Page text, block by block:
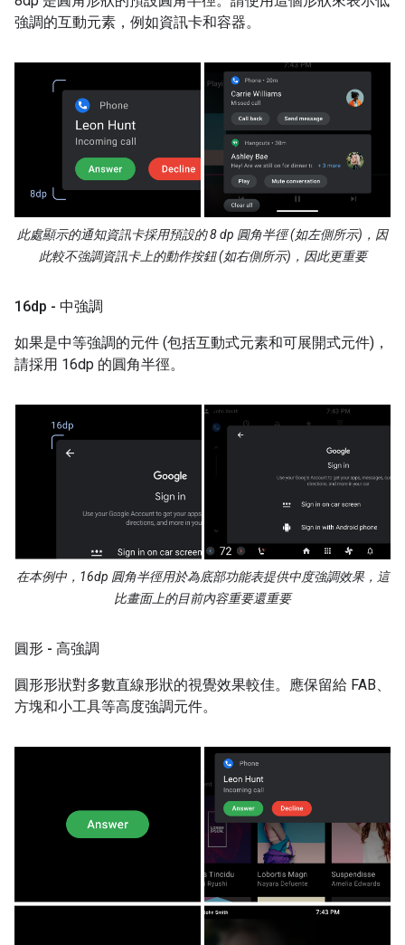
強調的互動元素，例如資訊卡和容器。
此處顯示的通知資訊卡採用預設的 8 dp 圓角半徑 (如左側所示)，因
此較不強調資訊卡上的動作按鈕 (如右側所示)，因此更重要
16dp - 中強調
如果是中等強調的元件 (包括互動式元素和可展開式元件)，
請採用 16dp 的圓角半徑。
在本例中，16dp 圓角半徑用於為底部功能表提供中度強調效果，這
比畫面上的目前內容重要還重要
圓形 - 高強調
圓形形狀對多數直線形狀的視覺效果較佳。應保留給 FAB、
方塊和小工具等高度強調元件。